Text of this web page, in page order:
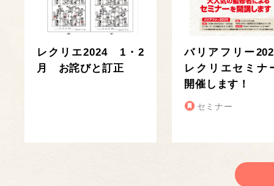
レクリエ2024 1・2
月 お詫びと訂正
バリアフリー
レクリエセミナ
開催します！
セミナー